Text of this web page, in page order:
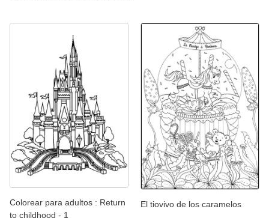
Colorear para adultos : Return
to childhood - 1
El tiovivo de los caramelos